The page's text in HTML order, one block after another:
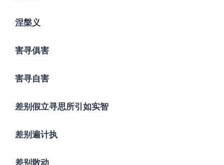
涅槃义
害寻俱害
害寻自害
差别假立寻思所引如实智
差别遍计执
差别散动